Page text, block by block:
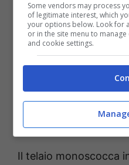
Un post condiviso da
Il telaio monoscocca
Some vendors may process
of legitimate interest, which
your options below. Look for
or in the site menu to
and cookie settings.